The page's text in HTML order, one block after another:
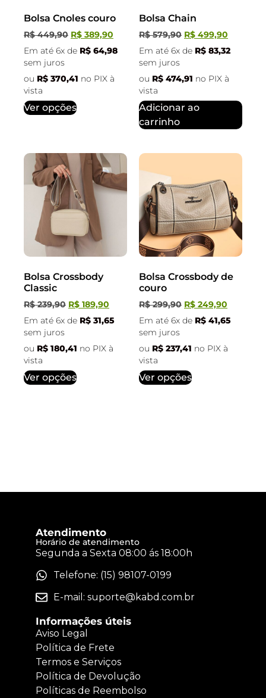
Bolsa Cnoles couro
R$449,90 R$ 389,90
Em até 6x de R$ 64,98
sem juros
ou R$ 370,41 no PIX à
vista
Ver opções
Bolsa Chain
R$579,90 R$ 499,90
Em até 6x de R$ 83,32
sem juros
ou R$ 474,91 no PIX à
vista
Adicionar ao
carrinho
Bolsa Crossbody
Classic
R$239,90 R$ 189,90
Em até 6x de R$ 31,65
sem juros
ou R$ 180,41 no PIX à
vista
Ver opções
Bolsa Crossbody de
couro
R$299,90 R$ 249,90
Em até 6x de R$ 41,65
sem juros
ou R$ 237,41 no PIX à
vista
Ver opções
Atendimento
Horário de atendimento
Segunda a Sexta 08:00 ás 18:00h
Telefone: (15) 98107-0199
E-mail: suporte@kabd.com.br
Informações úteis
Aviso Legal
Política de Frete
Termos e Serviços
Política de Devolução
Políticas de Reembolso